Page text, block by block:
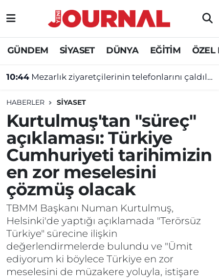
GÜNDEM SİYASET DÜNYA EĞİTİM ÖZEL
10:44 Mezarlık ziyaretçilerinin telefonlarını çaldılar
10:40 Güneydoğu Gazeteciler Cemiyeti Başkanı Bozarslan’dan milletvekillerine çağrı: “Çözümden ve barıştan korkmayın”
HABERLER SİYASET
Kurtulmuş'tan "süreç"
açıklaması: Türkiye
Cumhuriyeti tarihimizin
en zor meselesini
çözmüş olacak
TBMM Başkanı Numan Kurtulmuş,
Helsinki'de yaptığı açıklamada "Terörsüz
Türkiye" sürecine ilişkin
değerlendirmelerde bulundu ve "Ümit
ediyorum ki böylece Türkiye en zor
meselesini de müzakere yoluyla, istişare
GÜNDEM
SİYASET
DÜNYA
EĞİTİM
ÖZEL HABER
Nöbetçi Eczaneler
Hava Durumu
Süper Lig Puan Durumu ve Fikstür
Tüm Manşetler
Son Dakika Haberleri
Haber Arşivi